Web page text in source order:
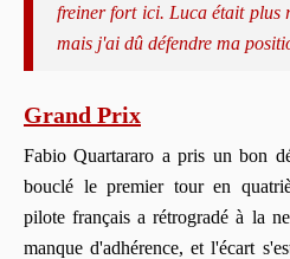
freiner fort ici. Luca était plus
mais j'ai dû défendre ma
Grand Prix
Fabio Quartararo a pris un bon
bouclé le premier tour en
pilote français a rétrogradé à la
manque d'adhérence,et l'écart